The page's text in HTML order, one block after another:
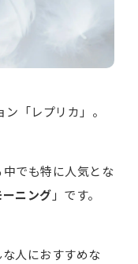
「レプリカ」。
でも特に人気とな
ニング 」です。
人におすすめな